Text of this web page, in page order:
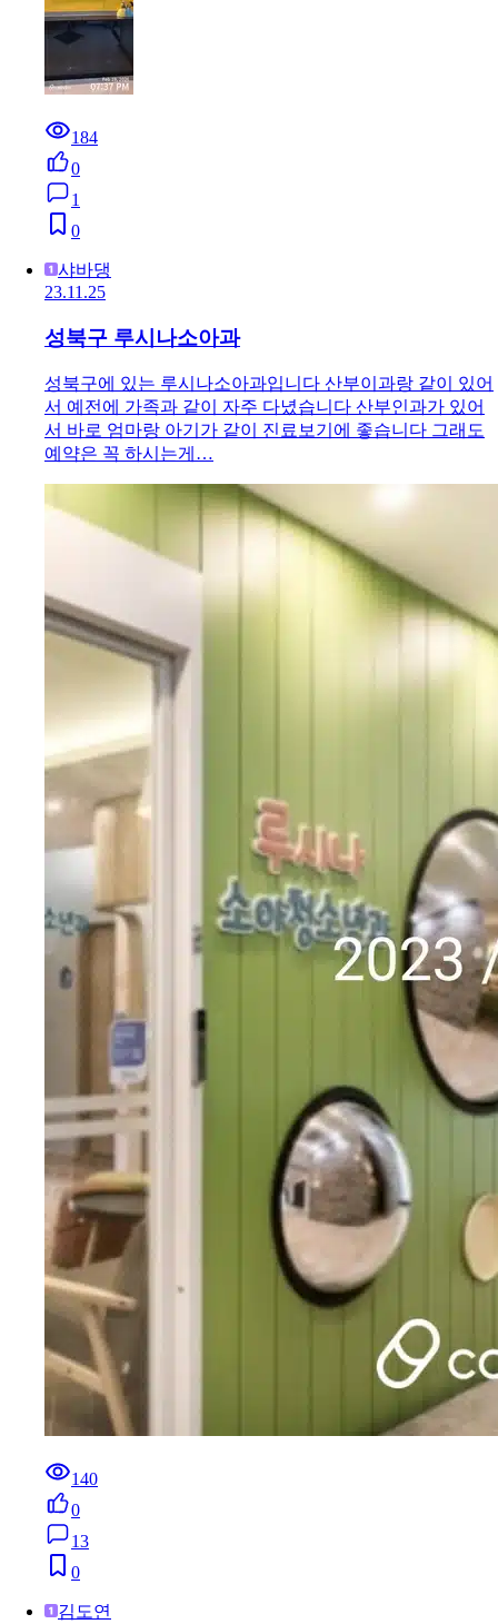
184
0
1
0
샤바댕
23.11.25
성북구 루시나소아과
성북구에 있는 루시나소아과입니다 산부이과랑 같이 있어
서 예전에 가족과 같이 자주 다녔습니다 산부인과가 있어
서 바로 엄마랑 아기가 같이 진료보기에 좋습니다 그래도
예약은 꼭 하시는게…
140
0
13
0
김도연